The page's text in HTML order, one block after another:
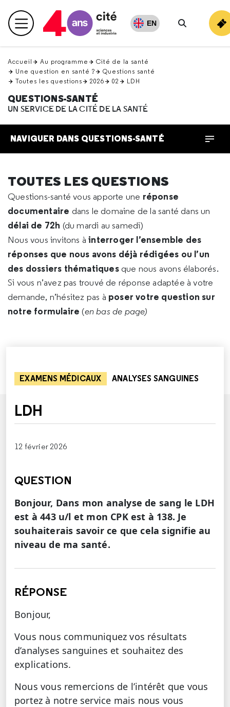
en
haut Menu principal EN
Rechercher
Accueil Au programme
Cité de la santé
Une question en santé ?
Questions santé
Toutes les questions
2026 02 LDH
QUESTIONS-SANTÉ
UN SERVICE DE LA CITÉ DE LA SANTÉ
NAVIGUER DANS QUESTIONS-SANTÉ
TOUTES LES QUESTIONS
Questions-santé vous apporte une réponse
documentaire dans le domaine de la santé dans un
délai de 72h (du mardi au samedi)
Nous vous invitons àinterroger l’ensemble des
réponses que nous avons déjà rédigées ou l’un
des dossiers thématiques que nous avons élaborés.
Si vous n’avez pas trouvé de réponse adaptée à votre
demande, n’hésitez pas à poser votre question sur
notre formulaire (en bas de page)
EXAMENS MÉDICAUX ANALYSES SANGUINES
LDH
12 février 2026
QUESTION
Bonjour, Dans mon analyse de sang le LDH
est à 443 u/l et mon CPK est à 138. Je
souhaiterais savoir ce que cela signifie au
niveau de ma santé.
RÉPONSE
Bonjour,
Vous nous communiquez vos résultats
d’analyses sanguines et souhaitez des
explications.
Nous vous remercions de l’intérêt que vous
portez à notre service mais nous vous